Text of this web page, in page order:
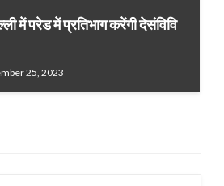
में परेड में प्रतिभाग करेंगी देसंविवि
25, 2023